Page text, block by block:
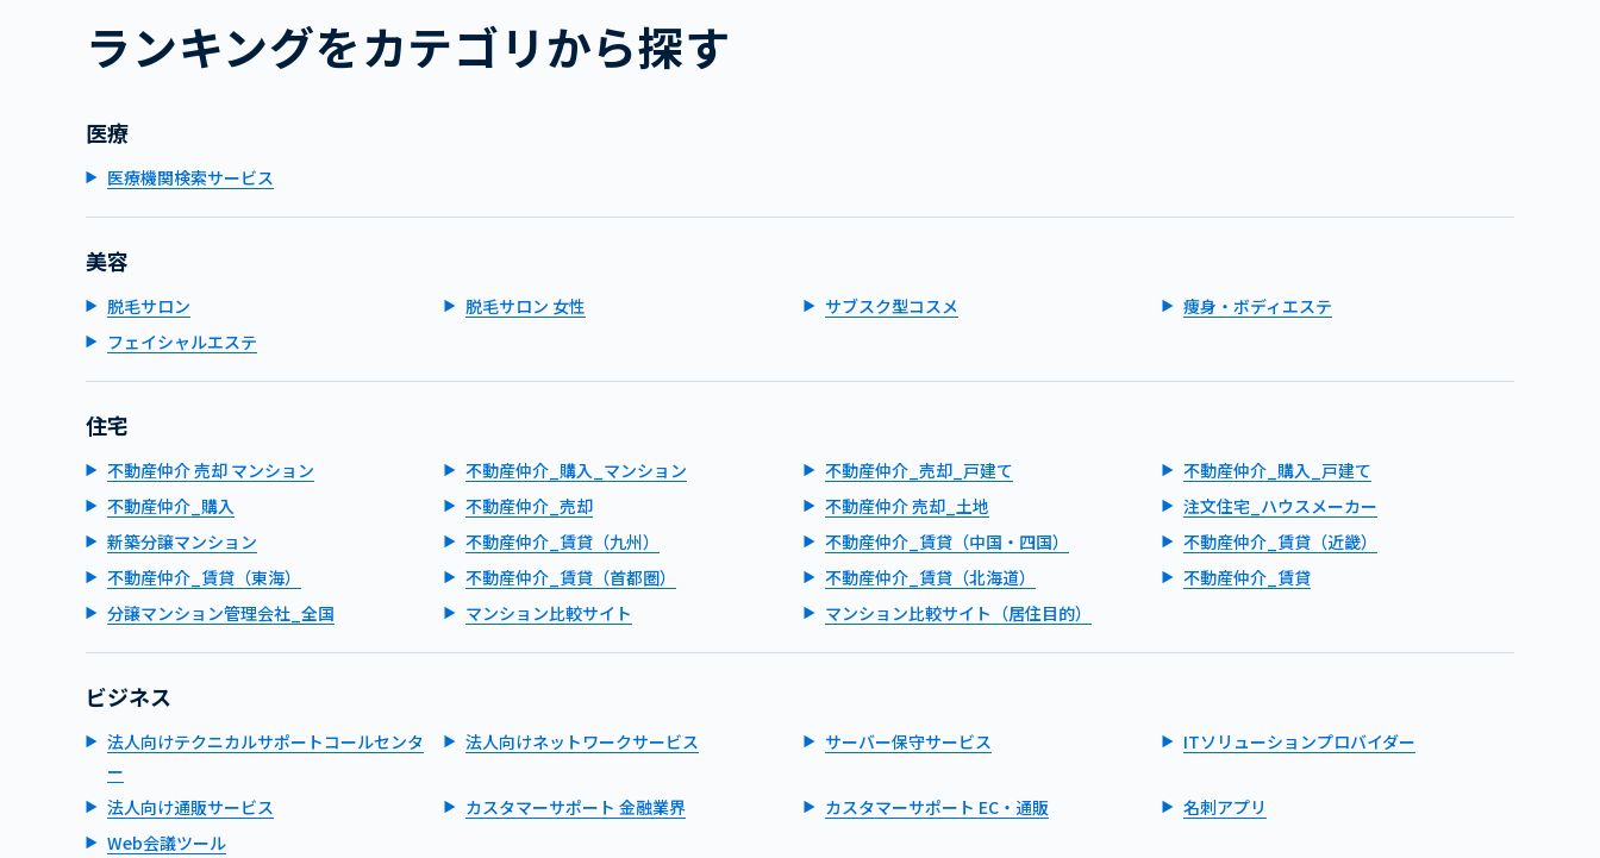
ランキングをカテゴリから探す
医療
医療機関検索サービス
美容
脱毛サロン 脱毛サロン 女性 サブスク型コスメ
痩身・ボディエステ
フェイシャルエステ
住宅
不動産仲介 売却 マンション 不動産仲介_購入_マンション 不動産仲介_売却_戸建て
不動産仲介_購入_戸建て
不動産仲介_購入
不動産仲介_売却 不動産仲介 売却_土地
注文住宅_ハウスメーカー
新築分譲マンション
不動産仲介_賃貸（九州） 不動産仲介_賃貸（中国・四国）
不動産仲介_賃貸（近畿）
不動産仲介_賃貸（東海）
不動産仲介_賃貸（首都圏） 不動産仲介_賃貸（北海道）
不動産仲介_賃貸
分譲マンション管理会社_全国
マンション比較サイト マンション比較サイト（居住目的）
ビジネス
法人向けテクニカルサポートコールセンタ
ー
法人向けネットワークサービス サーバー保守サービス ITソリューションプロバイダー
法人向け通販サービス カスタマーサポート 金融業界 カスタマーサポート EC・通販
名刺アプリ
Web会議ツール